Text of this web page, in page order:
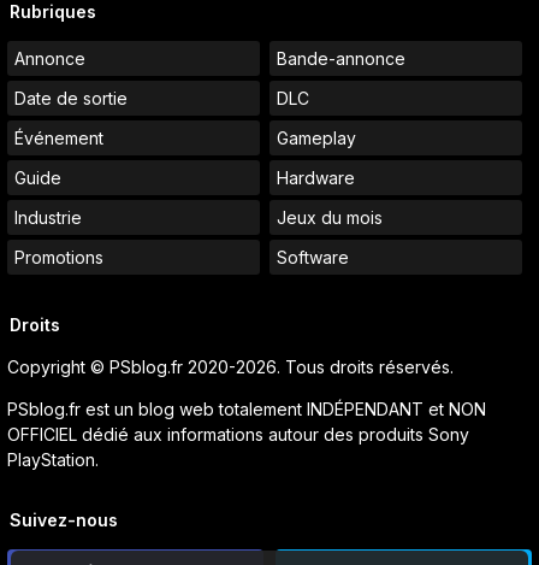
Rubriques
Annonce
Bande-annonce
Date de sortie
DLC
Événement
Gameplay
Guide
Hardware
Industrie
Jeux du mois
Promotions
Software
Droits
Copyright © PSblog.fr 2020-2026. Tous droits réservés.
PSblog.fr est un blog web totalement INDÉPENDANT et NON
OFFICIEL dédié aux informations autour des produits Sony
PlayStation.
Suivez-nous